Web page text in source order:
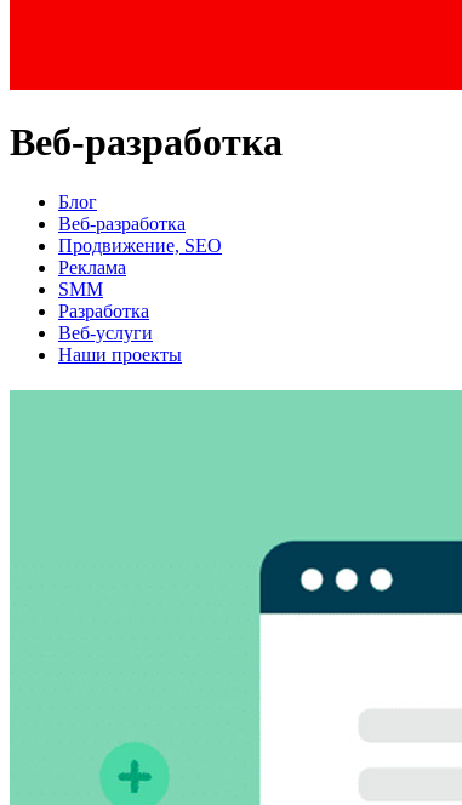
Веб-разработка
Блог
Веб-разработка
Продвижение, SEO
Реклама
SMM
Разработка
Веб-услуги
Наши проекты